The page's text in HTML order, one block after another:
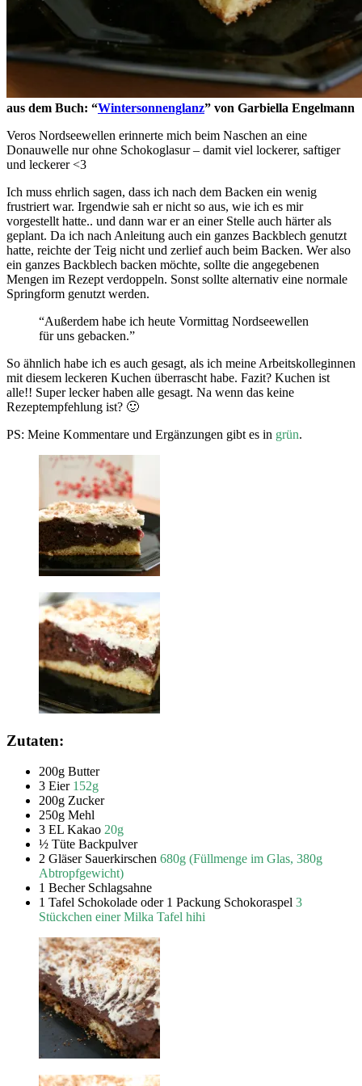
aus dem Buch: “Wintersonnenglanz” von Garbiella Engelmann
Veros Nordseewellen erinnerte mich beim Naschen an eine
Donauwelle nur ohne Schokoglasur – damit viel lockerer, saftiger
und leckerer <3
Ich muss ehrlich sagen, dass ich nach dem Backen ein wenig
frustriert war. Irgendwie sah er nicht so aus, wie ich es mir
vorgestellt hatte.. und dann war er an einer Stelle auch härter als
geplant. Da ich nach Anleitung auch ein ganzes Backblech genutzt
hatte, reichte der Teig nicht und zerlief auch beim Backen. Wer also
ein ganzes Backblech backen möchte, sollte die angegebenen
Mengen im Rezept verdoppeln. Sonst sollte alternativ eine normale
Springform genutzt werden.
“Außerdem habe ich heute Vormittag Nordseewellen
für uns gebacken.”
So ähnlich habe ich es auch gesagt, als ich meine Arbeitskolleginnen
mit diesem leckeren Kuchen überrascht habe. Fazit? Kuchen ist
alle!! Super lecker haben alle gesagt. Na wenn das keine
Rezeptempfehlung ist? 🙂
PS: Meine Kommentare und Ergänzungen gibt es in grün.
Zutaten:
200g Butter
3 Eier152g
200g Zucker
250g Mehl
3 EL Kakao 20g
½ Tüte Backpulver
2 Gläser Sauerkirschen 680g (Füllmenge im Glas, 380g
Abtropfgewicht)
1 Becher Schlagsahne
1 Tafel Schokolade oder 1 Packung Schokoraspel 3
Stückchen einer Milka Tafel hihi